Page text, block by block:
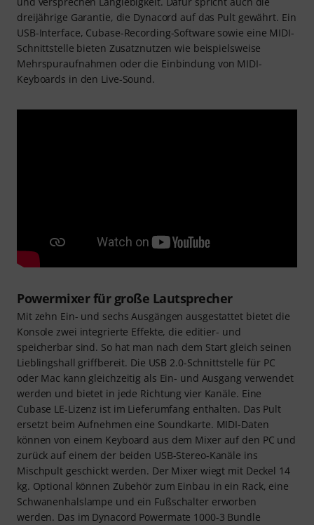
dreijährige Garantie, die Dynacord auf das Pult gewährt. Ein
USB-Interface, Cubase-Recording-Software sowie eine MIDI-
Schnittstelle bieten Zusatznutzen wie beispielsweise
Mehrspuraufnahmen oder die Einbindung von MIDI-
Keyboards in den Live-Sound.
Powermixer für große Lautsprecher
Mit zehn Ein- und sechs Ausgängen ausgestattet bietet die
Konsole zwei integrierte Effekte, die editier- und
speicherbar sind. So hat man nach dem Start gleich seinen
Lieblingshall griffbereit. Die USB 2.0-Schnittstelle für PC
oder Mac kann gleichzeitig als Ein- und Ausgang verwendet
werden und bietet in jede Richtung vier Kanäle. Eine
Cubase LE-Lizenz ist im Lieferumfang enthalten. Das Pult
ersetzt beim Aufnehmen eine Soundkarte. MIDI-Daten
können von einem Keyboard aus dem Mixer auf den PC und
zurück auf einem der beiden USB-Stereo-Kanäle ins
Mischpult geschickt werden. Der Mixer wiegt mit Deckel 14
kg. Optional können Zubehör zum Einbau in ein Rack, eine
Schwanenhalslampe und ein Fußschalter erworben
werden. Das im Dynacord Powermate 1000-3 Bundle